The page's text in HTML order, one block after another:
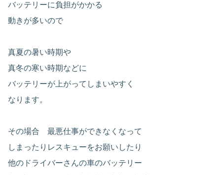
バッテリーに負担がかかる
動きが多いので
真夏の暑い時期や
真冬の寒い時期などに
バッテリーが上がってしまいやすく
なります。
その場合 最悪仕事ができなくなって
しまったりレスキューをお願いしたり
他のドライバーさんの車のバッテリー